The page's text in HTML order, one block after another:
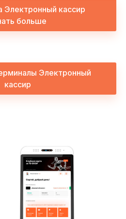
Электронный кассир
больше
Электронный
кассир